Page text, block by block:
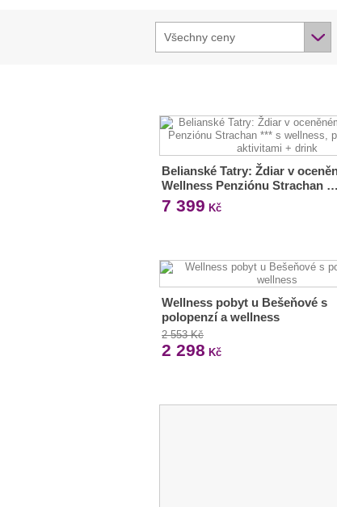
Všechny ceny
Belianské Tatry: Ždiar v
Wellness Penziónu Strachan …
7 399 Kč
Wellness pobyt u Bešeňové s
polopenzí a wellness
2 553 Kč
2 298 Kč